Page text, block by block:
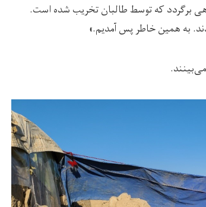
برگردد که توسط طالبان تخریب شده است.
به همین خاطر پس آمدیم.»